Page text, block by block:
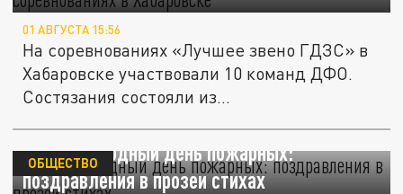
01 АВГУСТА 15:56
На соревнованиях «Лучшее звено ГДЗС» в
Хабаровске участвовали 10 команд ДФО.
Состязания состояли из...
Международный день пожарных:
поздравления в прозеи стихах
ОБЩЕСТВО